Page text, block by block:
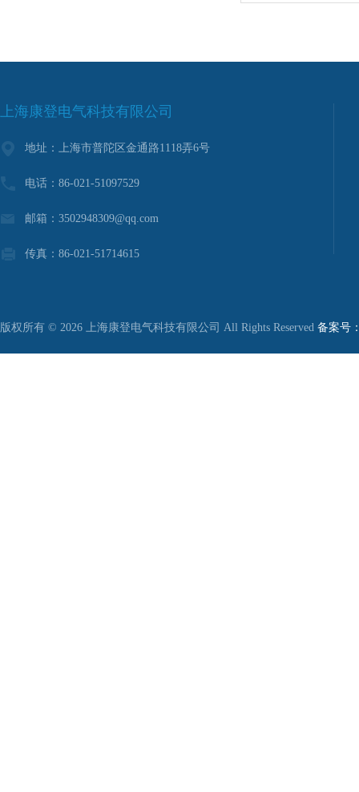
上海康登电气科技有限公司
地址：上海市普陀区金通路1118弄6号
电话：86-021-51097529
邮箱：3502948309@qq.com
传真：86-021-51714615
版权所有 © 2026 上海康登电气科技有限公司 All Rights Reserved 备案号